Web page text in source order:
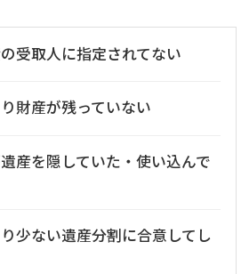
受取人に指定されてない
財産が残っていない
産を隠していた・使い込んで
少ない遺産分割に合意してし